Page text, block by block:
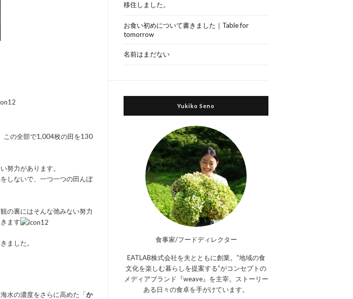
この全部で1,004枚の田を130
努力があります。
しないで、一つ一つの田んぼ
の裏にはそんな弛みない努力
ます
ました。
水の濃度をさらに高めた「か
移住しました。
お食い初めについて書きました｜Table for
tomorrow
名前はまだない
Yukiko Seno
食事家/フードディレクター
EATLAB株式会社を夫とともに創業。”地域の食
文化を楽しむ暮らしを提案する”がコンセプトの
メディアブランド『weave』を主宰。ストーリー
ある日々の食卓を手がけています。